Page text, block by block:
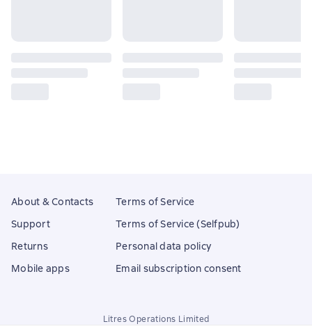
About & Contacts
Support
Returns
Mobile apps
Terms of Service
Terms of Service (Selfpub)
Personal data policy
Email subscription consent
Litres Operations Limited